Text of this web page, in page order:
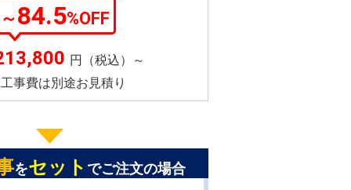
～84.5%OFF
円（税込）～
事費は別途お見積り
をセット でご注文の場合